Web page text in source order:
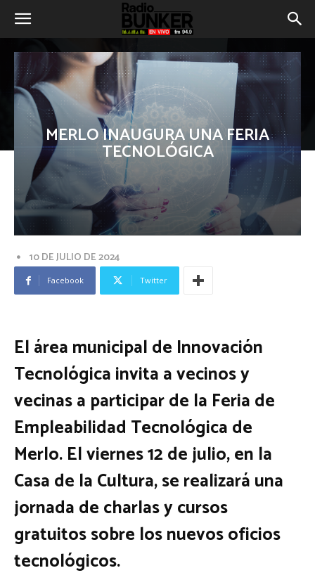
MERLO INAUGURA UNA FERIA
TECNOLÓGICA
10 DE JULIO DE 2024
Facebook Twitter
El área municipal de Innovación
Tecnológica invita a vecinos y
vecinas a participar de la Feria de
Empleabilidad Tecnológica de
Merlo. El viernes 12 de julio, en la
Casa de la Cultura, se realizará una
jornada de charlas y cursos
gratuitos sobre los nuevos oficios
tecnológicos.